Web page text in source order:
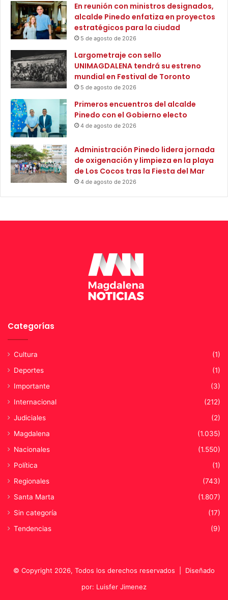
y
n
n
e
m
e
d
a
o
En reunión con ministros designados,
alcalde Pinedo enfatiza en proyectos
estratégicos para la ciudad
5 de agosto de 2026
Largometraje con sello
UNIMAGDALENA tendrá su estreno
mundial en Festival de Toronto
5 de agosto de 2026
Primeros encuentros del alcalde
Pinedo con el Gobierno electo
4 de agosto de 2026
Administración Pinedo lidera jornada
de oxigenación y limpieza en la playa
de Los Cocos tras la Fiesta del Mar
4 de agosto de 2026
Categorías
Cultura
(1)
Deportes
(1)
Importante
(3)
Internacional
(212)
Judiciales
(2)
Magdalena
(1.035)
Nacionales
(1.550)
Política
(1)
Regionales
(743)
Santa Marta
(1.807)
Sin categoría
(17)
Tendencias
(9)
© Copyright 2026, Todos los derechos reservados | Diseñado
por: Luisfer Jimenez